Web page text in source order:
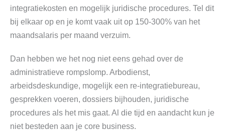
integratiekosten en mogelijk juridische procedures. Tel dit
bij elkaar op en je komt vaak uit op 150-300% van het
maandsalaris per maand verzuim.
Dan hebben we het nog niet eens gehad over de
administratieve rompslomp. Arbodienst,
arbeidsdeskundige, mogelijk een re-integratiebureau,
gesprekken voeren, dossiers bijhouden, juridische
procedures als het mis gaat. Al die tijd en aandacht kun je
niet besteden aan je core business.